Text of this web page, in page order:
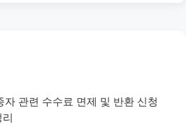
자 관련 수수료 면제 및 반환 신청